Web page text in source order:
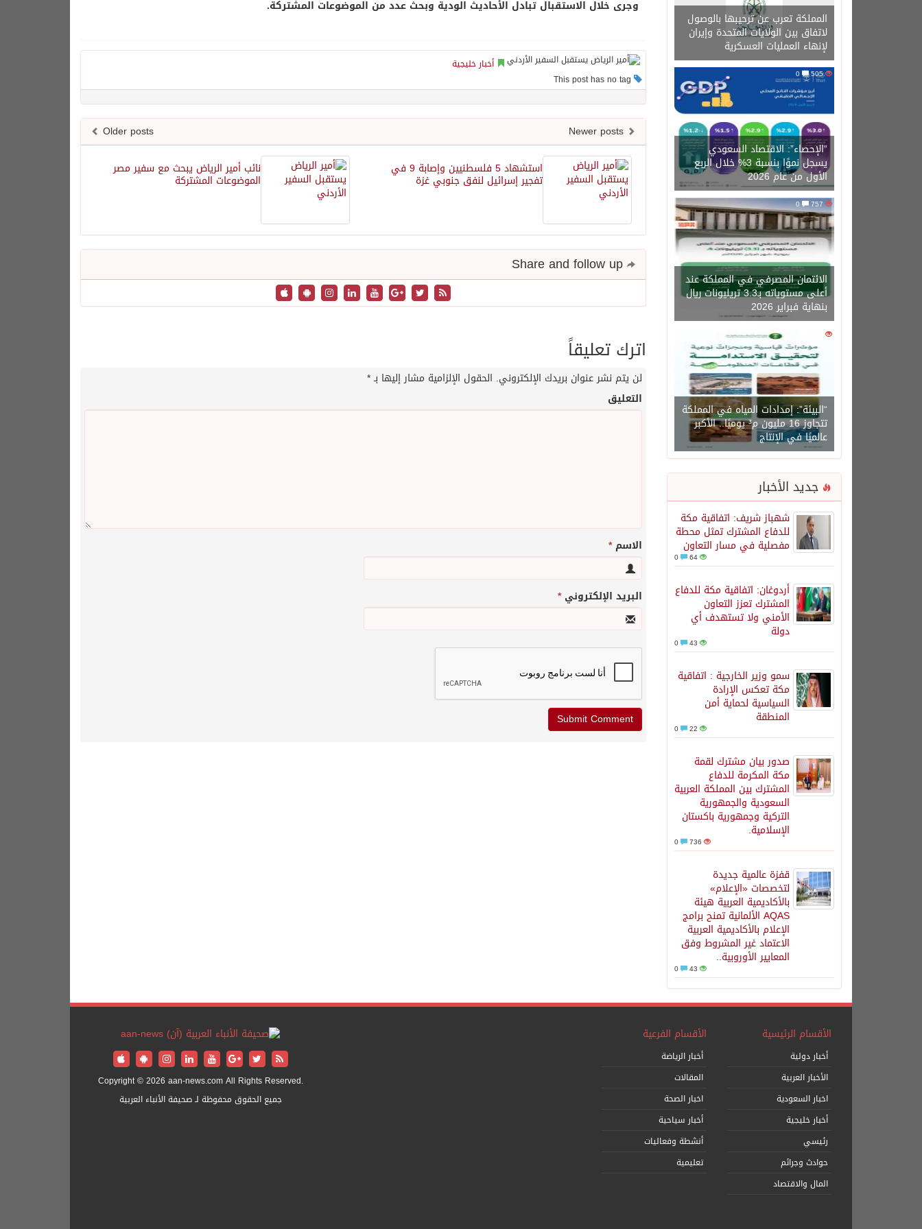
المملكة تعرب عن ترحيبها بالوصول
لاتفاق بين الولايات المتحدة وإيران
لإنهاء العمليات العسكرية
505
“الإحصاء”: الاقتصاد السعودي
يسجل نموًا بنسبة 3% خلال الربع
الأول من عام 2026
757
0
الائتمان المصرفي في المملكة عند
أعلى مستوياته بـ3.3 تريليونات ريال
بنهاية فبراير 2026
1450
“البيئة”: إمدادات المياه في المملكة
تتجاوز 16 مليون م³ يوميًا.. الأكبر
عالميًا في الإنتاج
جديد الأخبار
شهباز شريف: اتفاقية مكة
للدفاع المشترك تمثل محطة
مفصلية في مسار التعاون
64
أردوغان: اتفاقية مكة للدفاع
المشترك تعزز التعاون
الأمني ولا تستهدف أي
دولة
43
سمو وزير الخارجية : اتفاقية
مكة تعكس الإرادة
السياسية لحماية أمن
المنطقة
22
صدور بيان مشترك لقمة
مكة المكرمة للدفاع
المشترك بين المملكة العربية
السعودية والجمهورية
التركية وجمهورية باكستان
الإسلامية.
736
قفزة عالمية جديدة
لتخصصات «الإعلام»
بالأكاديمية العربية هيئة
AQAS الألمانية تمنح برامج
الإعلام بالأكاديمية العربية
الاعتماد غير المشروط وفق
المعايير الأوروبية..
43
وجرى خلال الاستقبال تبادل الأحاديث الودية وبحث عدد من الموضوعات المشتركة.
أخبار خليجية
Older posts
نائب أمير الرياض يبحث مع سفير مصر
الموضوعات المشتركة
استشهاد 5 فلسطنيين وإصابة 9 في
تفجير إسرائيل لنفق جنوبي غزة
اترك تعليقاً
لن يتم نشر عنوان بريدك الإلكتروني. الحقول الإلزامية مشار إليها بـ*
التعليق
الاسم*
البريد الإلكتروني*
الأقسام الرئيسية
أخبار دولية
الأخبار العربية
اخبار السعودية
أخبار خليجية
رئيسي
حوادث وجرائم
المال والاقتصاد
الأقسام الفرعية
أخبار الرياضة
المقالات
اخبار الصحة
أخبار سياحية
أنشطة وفعاليات
تعليمية
Copyright © 2026 aan-news.com All Rights Reserved.
جميع الحقوق محفوظة لـ صحيفة الأنباء العربية